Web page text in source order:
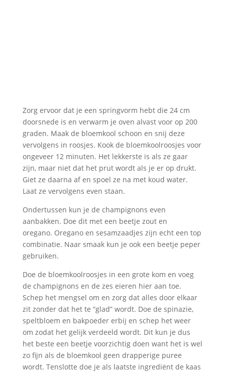
Zorg ervoor dat je een springvorm hebt die 24 cm
doorsnede is en verwarm je oven alvast voor op 200
graden. Maak de bloemkool schoon en snij deze
vervolgens in roosjes. Kook de bloemkoolroosjes voor
ongeveer 12 minuten. Het lekkerste is als ze gaar
zijn, maar niet dat het prut wordt als je er op drukt.
Giet ze daarna af en spoel ze na met koud water.
Laat ze vervolgens even staan.
Ondertussen kun je de champignons even
aanbakken. Doe dit met een beetje zout en
oregano. Oregano en sesamzaadjes zijn echt een top
combinatie. Naar smaak kun je ook een beetje peper
gebruiken.
Doe de bloemkoolroosjes in een grote kom en voeg
de champignons en de zes eieren hier aan toe.
Schep het mengsel om en zorg dat alles door elkaar
zit zonder dat het te “glad” wordt. Doe de spinazie,
speltbloem en bakpoeder erbij en schep het weer
om zodat het gelijk verdeeld wordt. Dit kun je dus
het beste een beetje voorzichtig doen want het is wel
zo fijn als de bloemkool geen drapperige puree
wordt. Tenslotte doe je als laatste ingrediënt de kaas